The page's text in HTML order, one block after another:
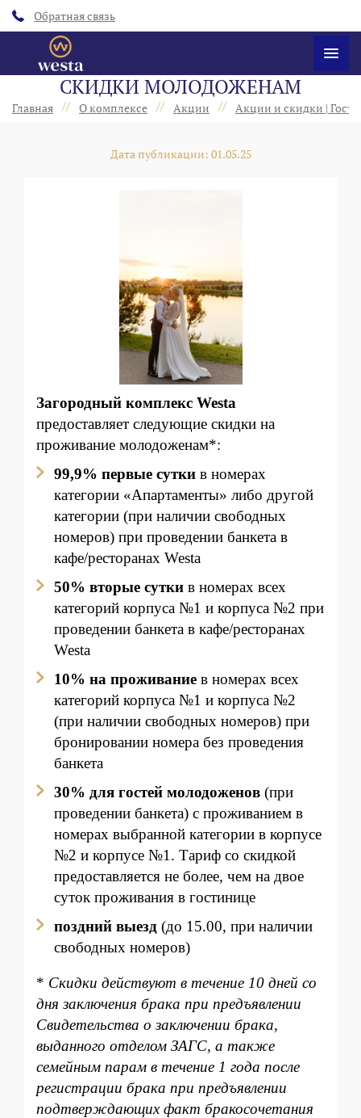
Обратная связь
СКИДКИ МОЛОДОЖЕНАМ
Главная // О комплексе // Акции // Акции и скидки |
Дата публикации: 01.05.25
Загородный комплекс Westa
предоставляет следующие скидки на
проживание молодоженам*:
99,9% первые сутки в номерах
категории «Апартаменты» либо другой
категории (при наличии свободных
номеров) при проведении банкета в
кафе/ресторанах Westa
50% вторые сутки в номерах всех
категорий корпуса №1 и корпуса №2 при
проведении банкета в кафе/ресторанах
Westa
10% на проживание в номерах всех
категорий корпуса №1 и корпуса №2
(при наличии свободных номеров) при
бронировании номера без проведения
банкета
30% для гостей молодоженов (при
проведении банкета) с проживанием в
номерах выбранной категории в корпусе
№2 и корпусе №1. Тариф со скидкой
предоставляется не более, чем на двое
суток проживания в гостинице
поздний выезд (до 15.00, при наличии
свободных номеров)
* Скидки действуют в течение 10 дней со
дня заключения брака при предъявлении
Свидетельства о заключении брака,
выданного отделом ЗАГС, а также
семейным парам в течение 1 года после
регистрации брака при предъявлении
подтверждающих факт бракосочетания